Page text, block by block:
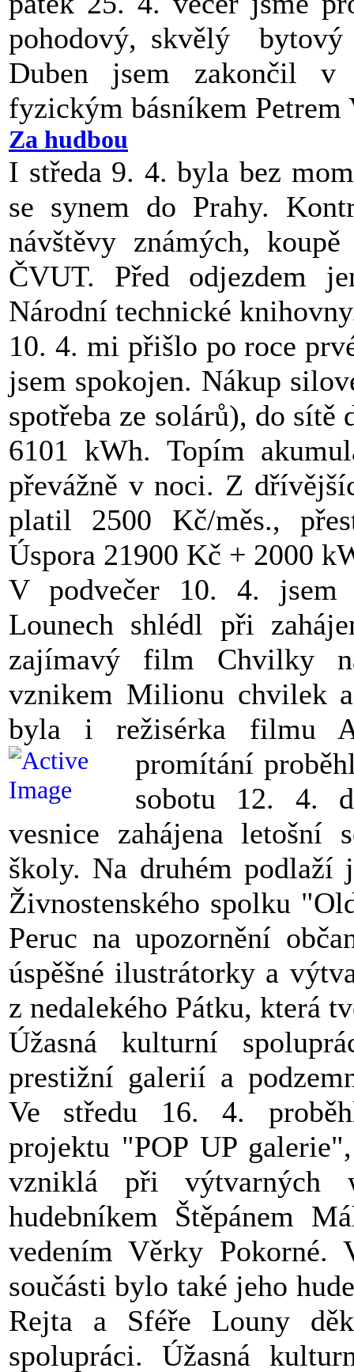
pohodový, skvělý bytový
Duben jsem zakončil v
fyzickým básníkem Petrem
Za hudbou
I středa 9. 4. byla bez
se synem do Prahy.
návštěvy známých,
ČVUT. Před odjezdem
Národní technické
10. 4. mi přišlo po roce
jsem spokojen. Nákup
spotřeba ze solárů), do sítě
6101 kWh. Topím
převážně v noci. Z
platil 2500 Kč/měs.,
Úspora 21900 Kč + 2000
V podvečer 10. 4.
Lounech shlédl při
zajímavý film Chvilky
vznikem Milionu chvilek
byla i režisérka filmu
promítání
sobotu 12. 4.
vesnice zahájena letošní
školy. Na druhém podlaží
Živnostenského spolku
Peruc na upozornění
úspěšné ilustrátorky a
z nedalekého Pátku, která
Úžasná kulturní
prestižní galerií a
Ve středu 16. 4.
projektu "POP UP
vzniklá při výtvarných
hudebníkem Štěpánem
vedením Věrky Pokorné.
součásti bylo také jeho
Rejta a Sféře Louny
spolupráci. Úžasná